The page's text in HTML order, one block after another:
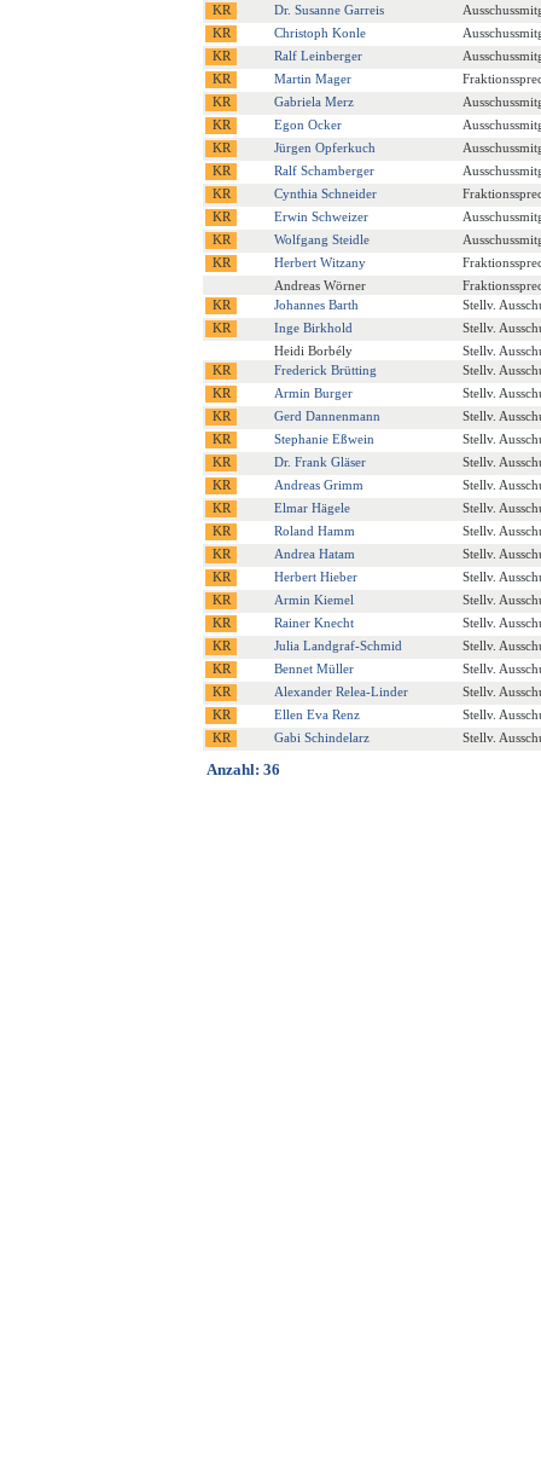
Dr. Susanne Garreis
Christoph Konle
Ralf Leinberger
Martin Mager
Gabriela Merz
Egon Ocker
Jürgen Opferkuch
Ralf Schamberger
Cynthia Schneider
Erwin Schweizer
Wolfgang Steidle
Herbert Witzany
Andreas Wörner
Johannes Barth
Stellv.
Inge Birkhold
Stellv.
Heidi Borbély
Stellv.
Frederick Brütting
Stellv.
Armin Burger
Stellv.
Gerd Dannenmann
Stellv.
Stephanie Eßwein
Stellv.
Dr. Frank Gläser
Stellv.
Andreas Grimm
Stellv.
Elmar Hägele
Stellv.
Roland Hamm
Stellv.
Andrea Hatam
Stellv.
Herbert Hieber
Stellv.
Armin Kiemel
Stellv.
Rainer Knecht
Stellv.
Julia Landgraf-Schmid
Stellv.
Bennet Müller
Stellv.
Alexander Relea-Linder
Stellv.
Ellen Eva Renz
Stellv.
Gabi Schindelarz
Stellv.
Anzahl: 36